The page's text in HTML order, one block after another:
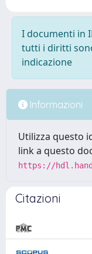
I documenti in
tutti i diritti
indicazione
Informazioni
Utilizza questo
link a questo
https://
Citazioni